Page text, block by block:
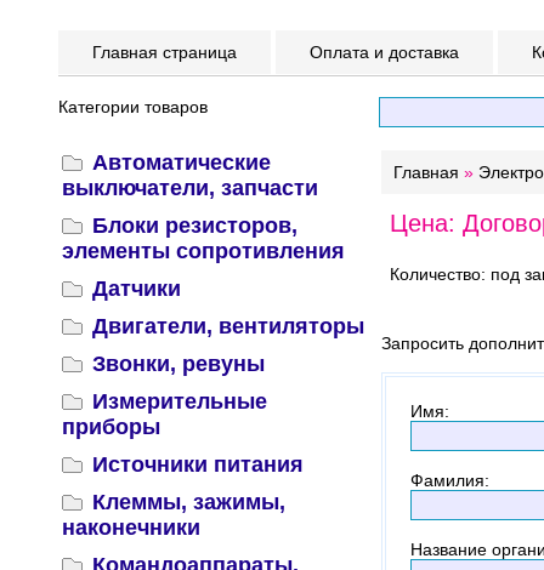
Главная страница Оплата и доставка
Категории товаров
Автоматические
выключатели, запчасти
Блоки резисторов,
элементы сопротивления
Датчики
Двигатели, вентиляторы
Звонки, ревуны
Измерительные
приборы
Источники питания
Клеммы, зажимы,
наконечники
Командоаппараты,
Главная »
Цена:
Количество: под
Запросить
Имя:
Фамилия:
Название